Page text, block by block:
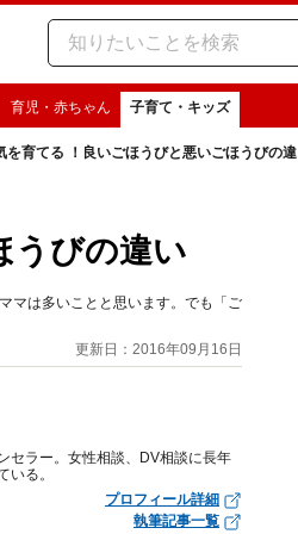
育児・赤ちゃん 子育て・キッズ
を育てる ！良いごほうびと悪いごほうびの
うびの違い
マは多いことと思います。でも「ご
更新日：2016年09月16日
セラー。女性相談、DV相談に長年
る。
プロフィール詳細
執筆記事一覧